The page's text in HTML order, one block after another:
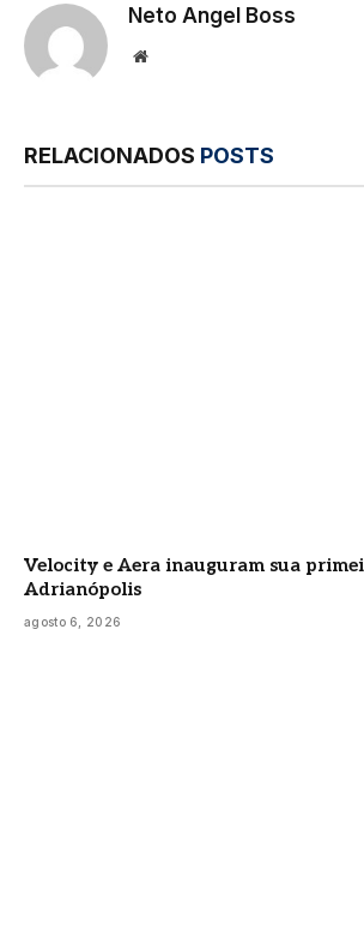
Neto Angel Boss
Site
RELACIONADOS POSTS
Velocity e Aera inauguram sua
Adrianópolis
agosto 6, 2026